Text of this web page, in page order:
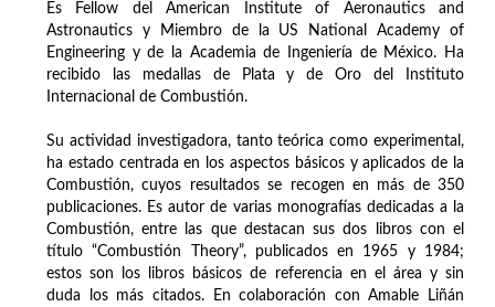
Es Fellow del American Institute of Aeronautics and
Astronautics y Miembro de la US National Academy of
Engineering y de la Academia de Ingeniería de México. Ha
recibido las medallas de Plata y de Oro del Instituto
Internacional de Combustión.
Su actividad investigadora, tanto teórica como experimental,
ha estado centrada en los aspectos básicos y aplicados de la
Combustión, cuyos resultados se recogen en más de 350
publicaciones. Es autor de varias monografías dedicadas a la
Combustión, entre las que destacan sus dos libros con el
título “Combustión Theory”, publicados en 1965 y 1984;
estos son los libros básicos de referencia en el área y sin
duda los más citados. En colaboración con Amable Liñán